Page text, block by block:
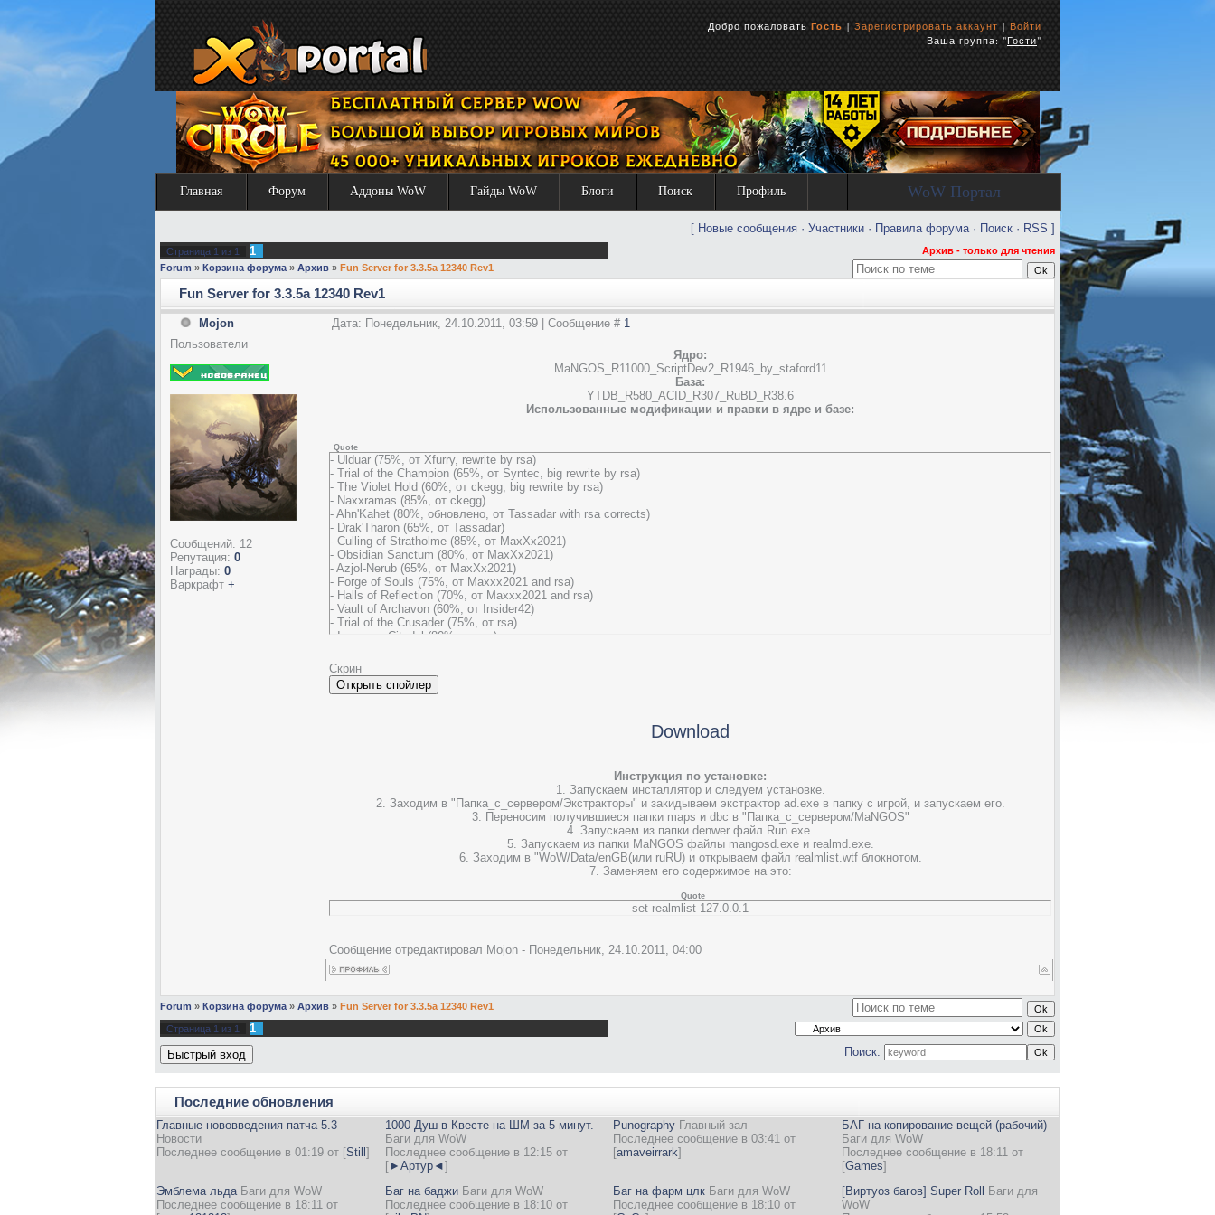
Добро пожаловать Гость | Зарегистрировать аккаунт | Войти
Ваша группа: "Гости"
Главная Форум Аддоны WoW Гайды WoW Блоги Поиск Профиль WoW Портал
[ Новые сообщения · Участники · Правила форума· Поиск · RSS ]
Страница 1 из 1 1
Архив - только для чтения
Forum » Корзина форума » Архив » Fun Server for 3.3.5a 12340 Rev1
Fun Server for 3.3.5a 12340 Rev1
Mojon Дата: Понедельник, 24.10.2011, 03:59 | Сообщение # 1
Пользователи
Сообщений: 12
Репутация: 0
Награды: 0
Варкрафт +
Ядро:
MaNGOS_R11000_ScriptDev2_R1946_by_staford11
База:
YTDB_R580_ACID_R307_RuBD_R38.6
Использованные модификации и правки в ядре и базе:
Quote
- Ulduar (75%, от Xfurry, rewrite by rsa)
- Trial of the Champion (65%, от Syntec, big rewrite by rsa)
- The Violet Hold (60%, от ckegg, big rewrite by rsa)
- Naxxramas (85%, от ckegg)
- Ahn'Kahet (80%, обновлено, от Tassadar with rsa corrects)
- Drak'Tharon (65%, от Tassadar)
- Culling of Stratholme (85%, от MaxXx2021)
- Obsidian Sanctum (80%, от MaxXx2021)
- Azjol-Nerub (65%, от MaxXx2021)
- Forge of Souls (75%, от Maxxx2021 and rsa)
- Halls of Reflection (70%, от Maxxx2021 and rsa)
- Vault of Archavon (60%, от Insider42)
- Trial of the Crusader (75%, от rsa)
- Icecrown Citadel (80%, от rsa)
- Pet Stat Scaling System (от rsa)
- npc_arena_honor (от tempura)
- teleguy (corrected by staford11)
- Random Battleground (реализует работу случайного поля боя)
- Lightwell (исправляет работу заклинания)
- Raise Ally (исправляет работу заклинания)
- Vehicles (реализует работу осадных орудий)
- Refer a Friend (добавляет функцию "Пригласи друга", не тестировалось)
- ChatSpy (добавляет команды для слежения за чатом игрока - только для ГМ 3 уровня)
- Strand of the Ancients (реализует работу поля боя)
- Race/Faction Change (позволяет менять расу/класс)
Скрин
Download
Инструкция по установке:
1. Запускаем инсталлятор и следуем установке.
2. Заходим в "Папка_с_сервером/Экстракторы" и закидываем экстрактор ad.exe в папку с игрой, и запускаем его.
3. Переносим получившиеся папки maps и dbc в "Папка_с_сервером/MaNGOS"
4. Запускаем из папки denwer файл Run.exe.
5. Запускаем из папки MaNGOS файлы mangosd.exe и realmd.exe.
6. Заходим в "WoW/Data/enGB(или ruRU) и открываем файл realmlist.wtf блокнотом.
7. Заменяем его содержимое на это:
Quote
set realmlist 127.0.0.1
Сообщение отредактировал Mojon - Понедельник, 24.10.2011, 04:00
Forum » Корзина форума » Архив » Fun Server for 3.3.5a 12340 Rev1
Страница 1 из 1
1
Поиск:
Последние обновления
Главные нововведения патча 5.3
Новости
Последнее сообщение в 01:19 от [Still ]
1000 Душ в Квесте на ШМ за 5 минут.
Баги для WoW
Последнее сообщение в 12:15 от
[►Артур◄]
Punography Главный зал
Последнее сообщение в 03:41 от
[amaveirrark]
БАГ на копирование вещей (рабочий)
Баги для WoW
Последнее сообщение в 18:11 от
[Games]
Эмблема льда Баги для WoW
Последнее сообщение в 18:11 от
Баг на баджи Баги для WoW
Последнее сообщение в 18:10 от
Баг на фарм цлк Баги для WoW
Последнее сообщение в 18:10 от
[Виртуоз багов] Super Roll
Баги для
WoW